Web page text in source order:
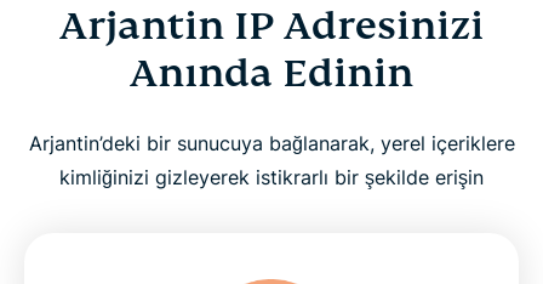
Arjantin IP Adresinizi
Anında Edinin
Arjantin’deki bir sunucuya bağlanarak, yerel içeriklere
kimliğinizi gizleyerek istikrarlı bir şekilde erişin